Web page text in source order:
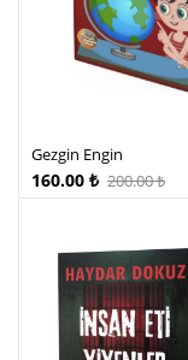
Gezgin Engin
200.00₺
160.00 ₺